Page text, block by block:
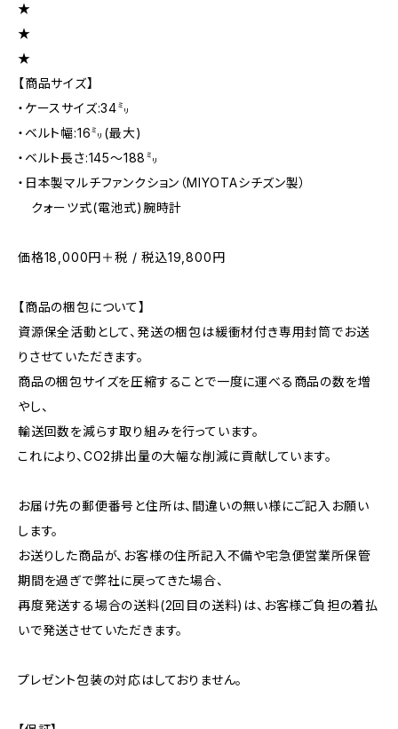
★
★
★
【商品サイズ】
・ケースサイズ:34㍉
・ベルト幅:16㍉(最大)
・ベルト長さ:145〜188㍉
・日本製マルチファンクション（MIYOTAシチズン製）
クォーツ式(電池式)腕時計
価格18,000円＋税 / 税込19,800円
【商品の梱包について】
資源保全活動として、発送の梱包は緩衝材付き専用封筒でお送
りさせていただきます。
商品の梱包サイズを圧縮することで一度に運べる商品の数を増
やし、
輸送回数を減らす取り組みを行っています。
これにより、CO2排出量の大幅な削減に貢献しています。
お届け先の郵便番号と住所は、間違いの無い様にご記入お願い
します。
お送りした商品が、お客様の住所記入不備や宅急便営業所保管
期間を過ぎで弊社に戻ってきた場合、
再度発送する場合の送料(2回目の送料)は、お客様ご負担の着払
いで発送させていただきます。
プレゼント包装の対応はしておりません。